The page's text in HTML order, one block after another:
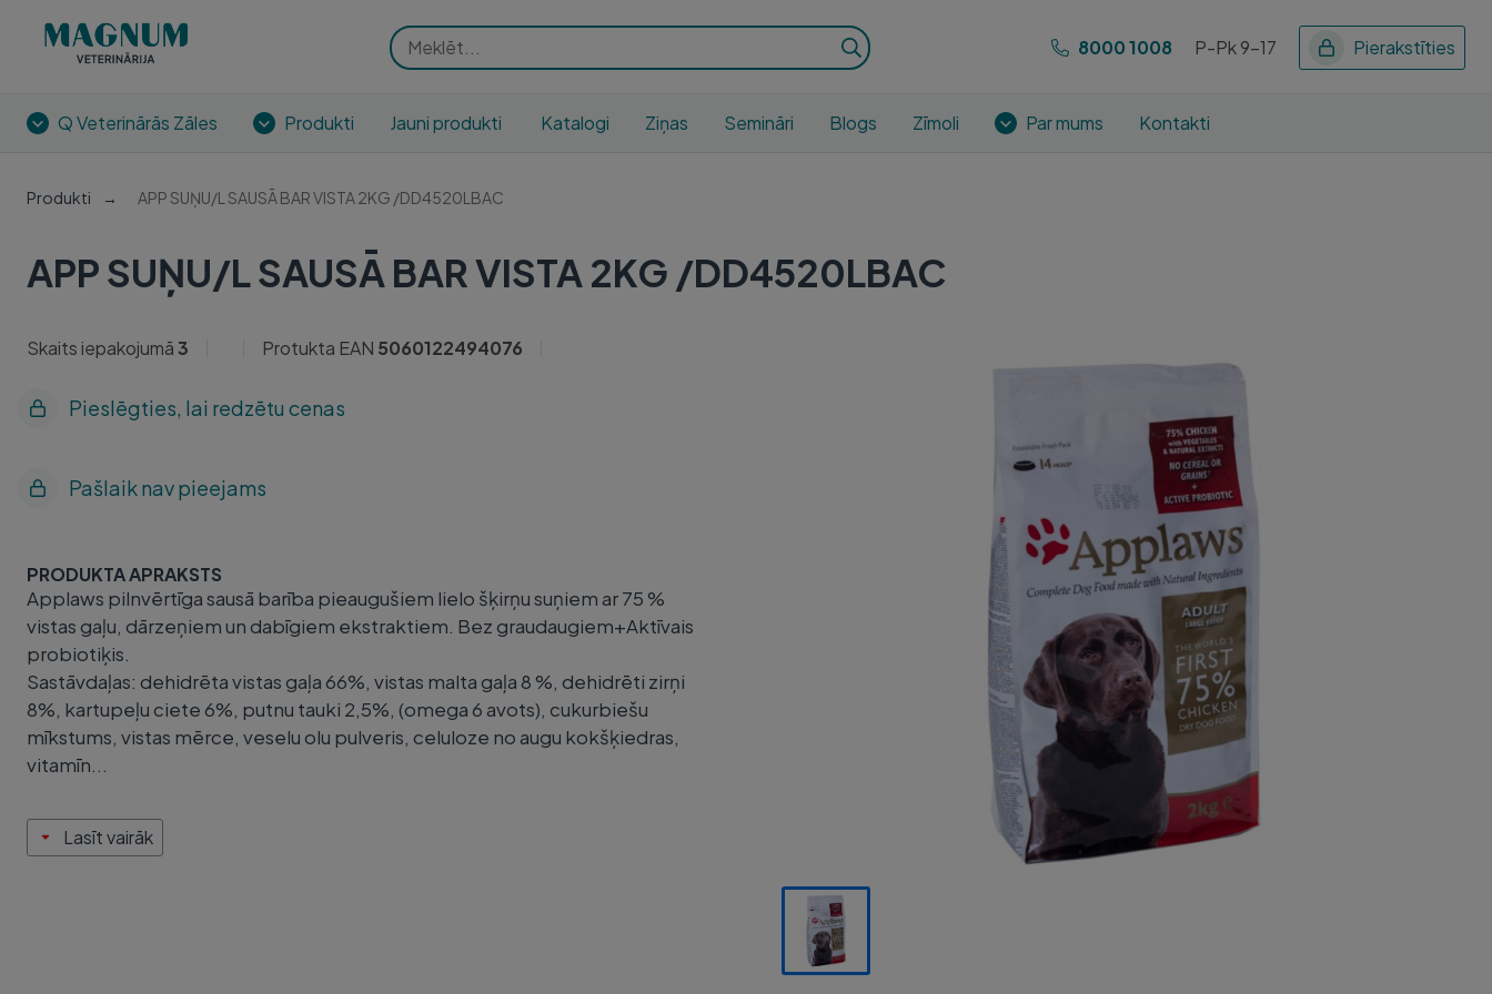
8000 1008 P-Pk 9-17 Pierakstīties
Q Veterinārās Zāles Produkti Jauni produkti Katalogi Ziņas Semināri Blogs Zīmoli Par mums Kontakti
Produkti APP SUŅU/L SAUSĀ BAR VISTA 2KG /DD4520LBAC
APP SUŅU/L SAUSĀ BAR VISTA 2KG /DD4520LBAC
Skaits iepakojumā3 Protukta EAN 5060122494076
Pieslēgties, lai redzētu cenas
Pašlaik nav pieejams
PRODUKTA APRAKSTS
Applaws pilnvērtīga sausā barība pieaugušiem lielo šķirņu suņiem ar 75 %
vistas gaļu, dārzeņiem un dabīgiem ekstraktiem. Bez graudaugiem+Aktīvais
probiotiķis.
Sastāvdaļas: dehidrēta vistas gaļa 66%, vistas malta gaļa 8 %, dehidrēti zirņi
8%, kartupeļu ciete 6%, putnu tauki 2,5%, (omega 6 avots), cukurbiešu
mīkstums, vistas mērce, veselu olu pulveris, celuloze no augu kokšķiedras,
vitamīn...
Lasīt vairāk